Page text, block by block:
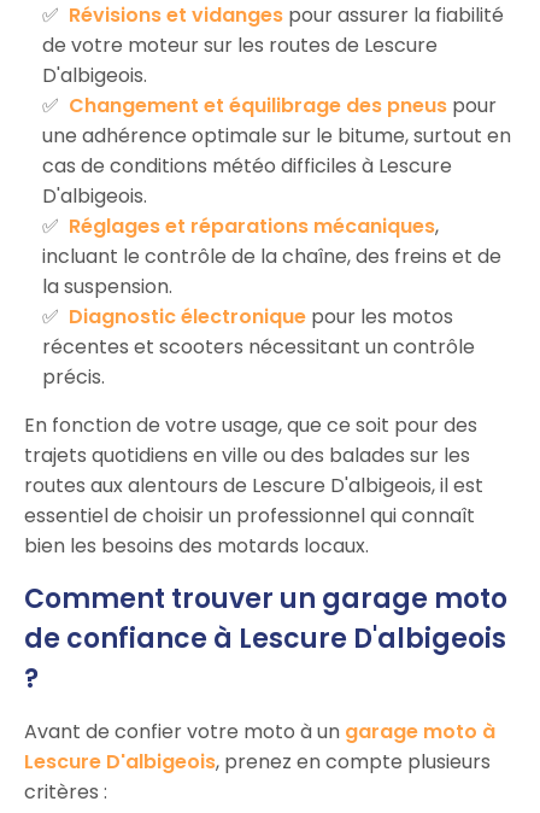
Révisions et vidanges pour assurer la fiabilité
de votre moteur sur les routes de Lescure
D'albigeois.
Changement et équilibrage des pneus pour
une adhérence optimale sur le bitume, surtout en
cas de conditions météo difficiles à Lescure
D'albigeois.
Réglages et réparations mécaniques,
incluant le contrôle de la chaîne, des freins et de
la suspension.
Diagnostic électronique pour les motos
récentes et scooters nécessitant un contrôle
précis.
En fonction de votre usage, que ce soit pour des
trajets quotidiens en ville ou des balades sur les
routes aux alentours de Lescure D'albigeois, il est
essentiel de choisir un professionnel qui connaît
bien les besoins des motards locaux.
Comment trouver un garage moto
de confiance à Lescure D'albigeois
?
Avant de confier votre moto à un garage moto à
Lescure D'albigeois, prenez en compte plusieurs
critères :